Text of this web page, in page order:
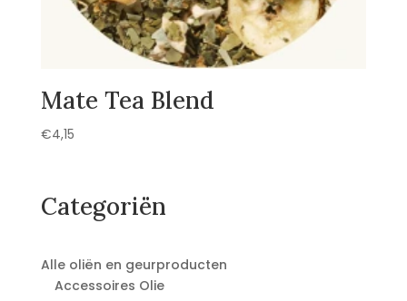
Mate Tea Blend
€4,15
Categoriën
Alle oliën en geurproducten
Accessoires Olie